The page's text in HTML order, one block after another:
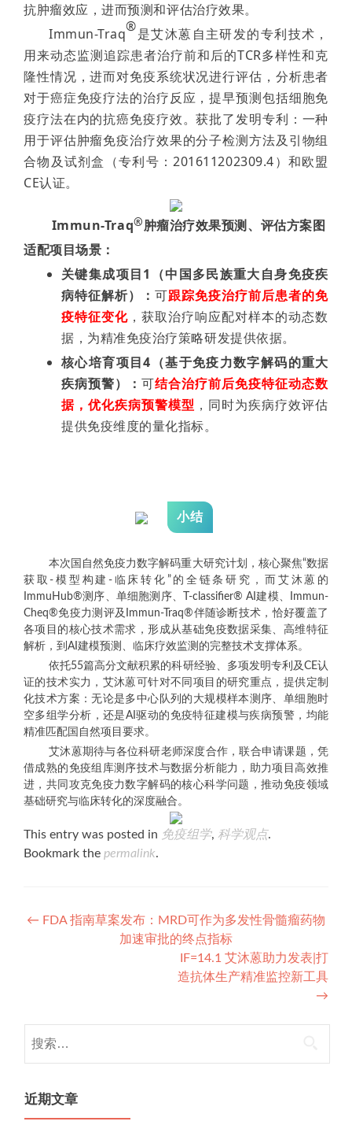
抗肿瘤效应，进而预测和评估治疗效果。
Immun-Traq®是艾沐蒽自主研发的专利技术，
用来动态监测追踪患者治疗前和后的TCR多样性和克
隆性情况，进而对免疫系统状况进行评估，分析患者
对于癌症免疫疗法的治疗反应，提早预测包括细胞免
疫疗法在内的抗癌免疫疗效。获批了发明专利：一种
用于评估肿瘤免疫治疗效果的分子检测方法及引物组
合物及试剂盒（专利号：201611202309.4）和欧盟
CE认证。
Immun-Traq®肿瘤治疗效果预测、评估方案图
适配项目场景：
关键集成项目1（中国多民族重大自身免疫疾
病特征解析）：可跟踪免疫治疗前后患者的免
疫特征变化 ，获取治疗响应配对样本的动态数
据，为精准免疫治疗策略研发提供依据。
核心培育项目4（基于免疫力数字解码的重大
疾病预警）：可结合治疗前后免疫特征动态数
据，优化疾病预警模型 ，同时为疾病疗效评估
提供免疫维度的量化指标。
小结
本次国自然免疫力数字解码重大研究计划，核心聚焦“数据
获取-模型构建-临床转化”的全链条研究，而艾沐蒽的
ImmuHub®测序、单细胞测序、T-classifier® AI建模、Immun-
Cheq®免疫力测评及Immun-Traq®伴随诊断技术，恰好覆盖了
各项目的核心技术需求，形成从基础免疫数据采集、高维特征
解析，到AI建模预测、临床疗效监测的完整技术支撑体系。
依托55篇高分文献积累的科研经验、多项发明专利及CE认
证的技术实力，艾沐蒽可针对不同项目的研究重点，提供定制
化技术方案：无论是多中心队列的大规模样本测序、单细胞时
空多组学分析，还是AI驱动的免疫特征建模与疾病预警，均能
精准匹配国自然项目要求。
艾沐蒽期待与各位科研老师深度合作，联合申请课题，凭
借成熟的免疫组库测序技术与数据分析能力，助力项目高效推
进，共同攻克免疫力数字解码的核心科学问题，推动免疫领域
基础研究与临床转化的深度融合。
This entry was posted in 免疫组学, 科学观点.
Bookmark the permalink.
Post
navigation
← FDA 指南草案发布：MRD可作为多发性骨髓瘤药物
加速审批的终点指标
IF=14.1 艾沐蒽助力发表|打
造抗体生产精准监控新工具
→
索：
近期文章